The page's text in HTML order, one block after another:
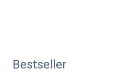
Bestseller